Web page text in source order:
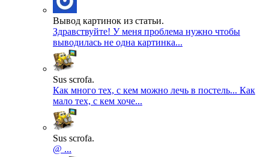
Вывод картинок из статьи.
Здравствуйте! У меня проблема нужно чтобы
выводилась не одна картинка...
Sus scrofa.
Как много тех, с кем можно лечь в постель... Как
мало тех, с кем хоче...
Sus scrofa.
@ ...